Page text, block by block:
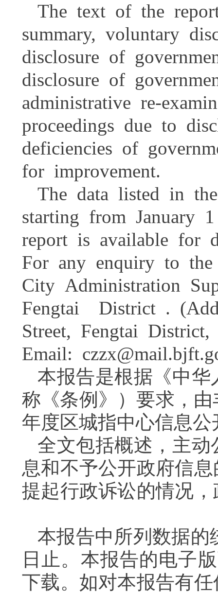
The text of the
summary, voluntary
disclosure of
disclosure of
administrative re-
proceedings due to
deficiencies of
for improvement.
The data listed in
starting from January
report is available for
For any enquiry to
City Administration
Fengtai District .
Street, Fengtai
Email: czzx@mail.
本报告是根据《中
称《条例》）要求，
年度区城指中心信息
全文包括概述，主
息和不予公开政府信
提起行政诉讼的情况
本报告中所列数据的
日止。本报告的电子
下载。如对本报告有